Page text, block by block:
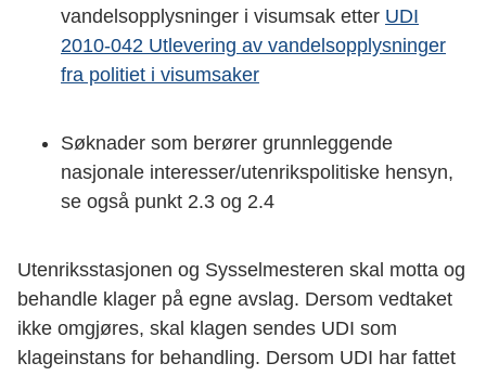
vandelsopplysninger i visumsak etter UDI
2010-042 Utlevering av vandelsopplysninger
fra politiet i visumsaker
Søknader som berører grunnleggende
nasjonale interesser/utenrikspolitiske hensyn,
se også punkt 2.3 og 2.4
Utenriksstasjonen og Sysselmesteren skal motta og
behandle klager på egne avslag. Dersom vedtaket
ikke omgjøres, skal klagen sendes UDI som
klageinstans for behandling. Dersom UDI har fattet